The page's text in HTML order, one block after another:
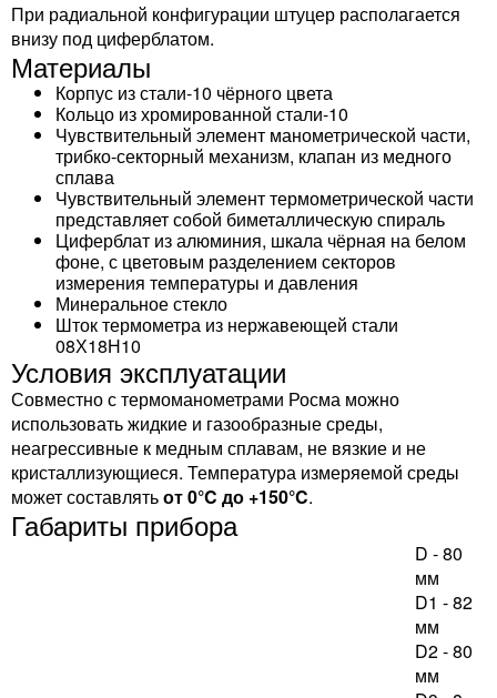
При радиальной конфигурации штуцер располагается
внизу под циферблатом.
Материалы
Корпус из стали-10 чёрного цвета
Кольцо из хромированной стали-10
Чувствительный элемент манометрической части,
трибко-секторный механизм, клапан из медного
сплава
Чувствительный элемент термометрической части
представляет собой биметаллическую спираль
Циферблат из алюминия, шкала чёрная на белом
фоне, с цветовым разделением секторов
измерения температуры и давления
Минеральное стекло
Шток термометра из нержавеющей стали
08Х18Н10
Условия эксплуатации
Совместно с термоманометрами Росма можно
использовать жидкие и газообразные среды,
неагрессивные к медным сплавам, не вязкие и не
кристаллизующиеся. Температура измеряемой среды
может составлятьот 0°C до +150°C.
Габариты прибора
D - 80
мм
D1 - 82
мм
D2 - 80
мм